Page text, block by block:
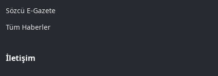
Sözcü E-Gazete
Tüm Haberler
İletişim